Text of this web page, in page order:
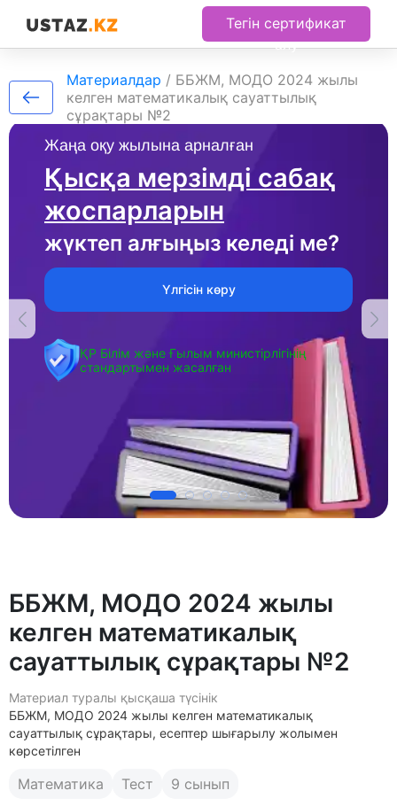
Тегін сертификат
алу
Жаңа оқу жылына арналған
Қысқа мерзімді сабақ
жоспарларын
жүктеп алғыңыз келеді ме?
Үлгісін көру
ҚР Білім және Ғылым министірлігінің
стандартымен жасалған
Материалдар / ББЖМ, МОДО 2024 жылы
келген математикалық сауаттылық
сұрақтары №2
ББЖМ, МОДО 2024 жылы
келген математикалық
сауаттылық сұрақтары №2
Материал туралы қысқаша түсінік
ББЖМ, МОДО 2024 жылы келген математикалық
сауаттылық сұрақтары, есептер шығарылу жолымен
көрсетілген
Математика Тест 9 сынып